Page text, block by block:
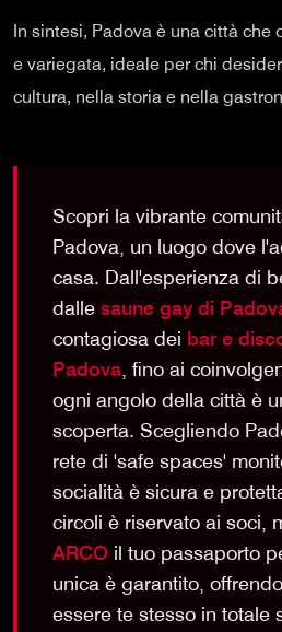
In sintesi, Padova è una città che
e variegata, ideale per chi
cultura, nella storia e nella
Scopri la vibrante
Padova, un luogo dove
casa. Dall'esperienza di
dalle saune gay di
contagiosa dei bar e
Padova , fino ai
ogni angolo della città è
scoperta. Scegliendo
rete di 'safe spaces'
socialità è sicura e
circoli è riservato ai soci,
ARCO il tuo passaporto
unica è garantito,
essere te stesso in totale